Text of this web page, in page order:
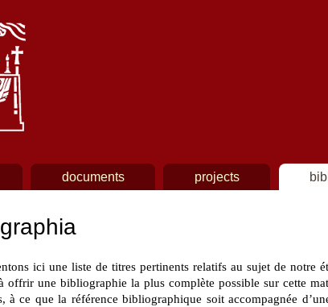
documents projects
ici une liste de titres pertinents relatifs au sujet de notre
offrir une bibliographie la plus complète possible sur cette
à ce que la référence bibliographique soit accompagnée